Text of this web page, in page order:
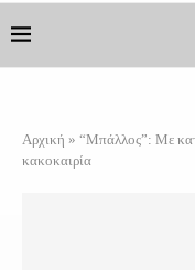
Αρχική » “Μπάλλος”: Με
κακοκαιρία